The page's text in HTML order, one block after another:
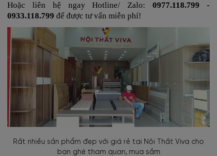
Hoặc liên hệ ngayHotline/ Zalo:0977.118.799 -
0933.118.799 để được tư vấn miễn phí!
Rất nhiều sản phẩm đẹp với giá rẻ tại Nội Thất Viva cho
bạn ghé tham quan, mua sắm